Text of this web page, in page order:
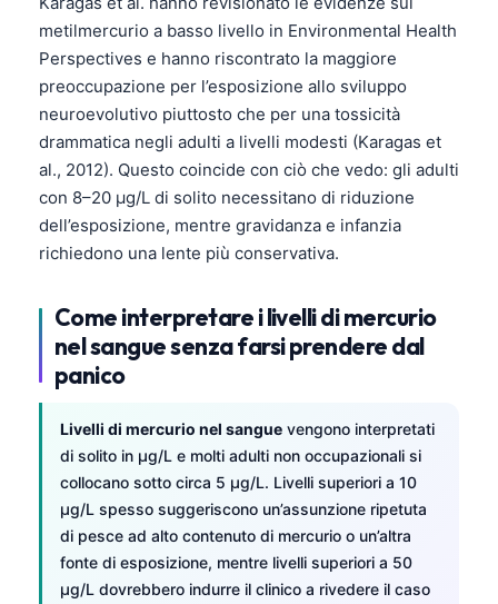
metilmercurio a basso livello in Environmental Health
Perspectives e hanno riscontrato la maggiore
preoccupazione per l’esposizione allo sviluppo
neuroevolutivo piuttosto che per una tossicità
drammatica negli adulti a livelli modesti (Karagas et
al., 2012). Questo coincide con ciò che vedo: gli adulti
con 8–20 µg/L di solito necessitano di riduzione
dell’esposizione, mentre gravidanza e infanzia
richiedono una lente più conservativa.
Come interpretare i livelli di mercurio
nel sangue senza farsi prendere dal
panico
Livelli di mercurio nel sangue vengono interpretati
di solito in µg/L e molti adulti non occupazionali si
collocano sotto circa 5 µg/L. Livelli superiori a 10
µg/L spesso suggeriscono un’assunzione ripetuta
di pesce ad alto contenuto di mercurio o un’altra
fonte di esposizione, mentre livelli superiori a 50
µg/L dovrebbero indurre il clinico a rivedere il caso